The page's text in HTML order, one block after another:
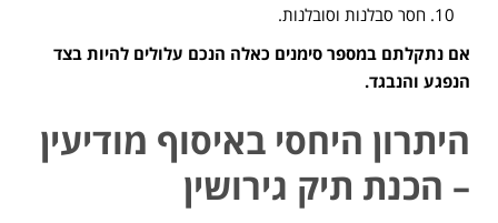
חסר סבלנות וסובלנות.
אם נתקלתם במספר סימנים כאלה הנכם עלולים להיות בצד
הנפגע והנבגד.
היתרון היחסי באיסוף מודיעין
– הכנת תיק גירושין